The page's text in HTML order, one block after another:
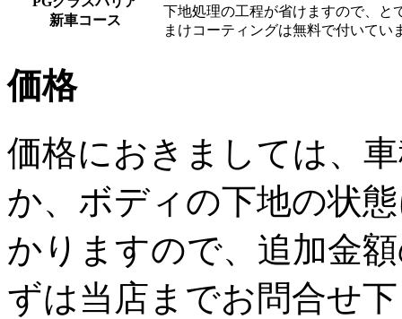
新車コース
下地処理の工程が省けますので、と
まけコーティングは無料で付いてい
価格
価格におきましては、
か、ボディの下地の状
かりますので、追加金
ずは当店までお問合せ